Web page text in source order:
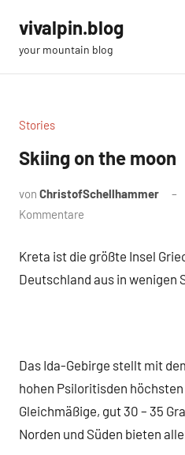
Inhalt
springen
vivalpin.blog
your mountain blog
Stories
Skiing on the moon
von ChristofSchellhammer
Kommentare
Kreta ist die größte Insel
Deutschland aus in wenigen
Das Ida-Gebirge stellt mit
hohen Psiloritisden höchsten
Gleichmäßige, gut 30 – 35
Norden und Süden bieten